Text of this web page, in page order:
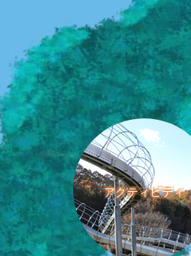
アクティビティ